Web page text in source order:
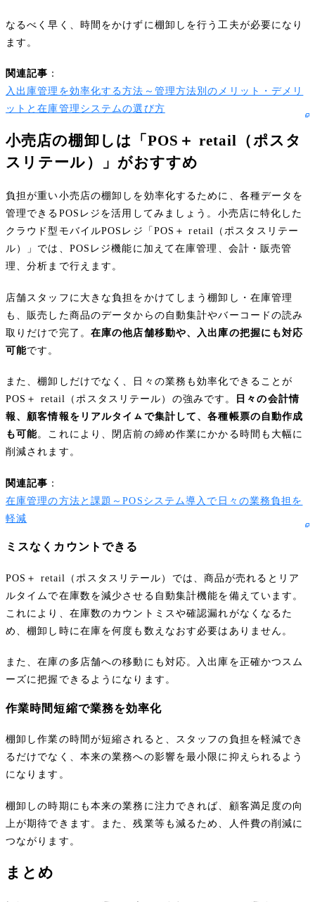
なるべく早く、時間をかけずに棚卸しを行う工夫が必要になり
ます。
関連記事 ：
入出庫管理を効率化する方法～管理方法別のメリット・デメリ
ットと在庫管理システムの選び方
小売店の棚卸しは「POS＋ retail（ポスタ
スリテール）」がおすすめ
負担が重い小売店の棚卸しを効率化するために、各種データを
管理できるPOSレジを活用してみましょう。小売店に特化した
クラウド型モバイルPOSレジ「POS＋ retail（ポスタスリテー
ル）」では、POSレジ機能に加えて在庫管理、会計・販売管
理、分析まで行えます。
店舗スタッフに大きな負担をかけてしまう棚卸し・在庫管理
も、販売した商品のデータからの自動集計やバーコードの読み
取りだけで完了。 在庫の他店舗移動や、入出庫の把握にも対応
可能です。
また、棚卸しだけでなく、日々の業務も効率化できることが
POS＋ retail（ポスタスリテール）の強みです。
日々の会計情
報、顧客情報をリアルタイㇺで集計して、各種帳票の自動作成
も可能。これにより、閉店前の締め作業にかかる時間も大幅に
削減されます。
関連記事 ：
在庫管理の方法と課題～POSシステム導入で日々の業務負担を
軽減
ミスなくカウントできる
POS＋ retail（ポスタスリテール）では、商品が売れるとリア
ルタイムで在庫数を減少させる自動集計機能を備えています。
これにより、在庫数のカウントミスや確認漏れがなくなるた
め、棚卸し時に在庫を何度も数えなおす必要はありません。
また、在庫の多店舗への移動にも対応。入出庫を正確かつスム
ーズに把握できるようになります。
作業時間短縮で業務を効率化
棚卸し作業の時間が短縮されると、スタッフの負担を軽減でき
るだけでなく、本来の業務への影響を最小限に抑えられるよう
になります。
棚卸しの時期にも本来の業務に注力できれば、顧客満足度の向
上が期待できます。また、残業等も減るため、人件費の削減に
つながります。
まとめ